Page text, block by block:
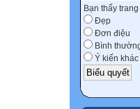
Bạn thấy
Đẹp
Đơn điệu
Bình
Ý kiến khác